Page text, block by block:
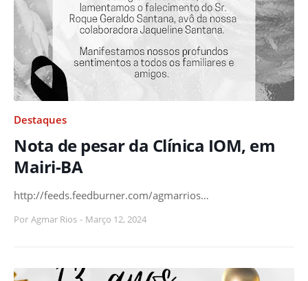
Destaques
Nota de pesar da Clínica IOM, em
Mairi-BA
http://feeds.feedburner.com/agmarrios…
Por Agmar Rios - Março 12, 2024